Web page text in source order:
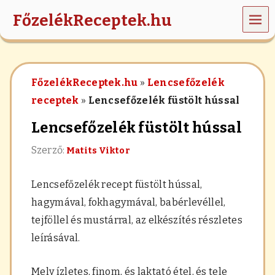
FőzelékReceptek.hu
l
MEN
Ü
FőzelékReceptek.hu » Lencsefőzelék
receptek » Lencsefőzelék füstölt hússal
Lencsefőzelék füstölt hússal
Szerző: Matits Viktor
Lencsefőzelék recept füstölt hússal,
hagymával, fokhagymával, babérlevéllel,
tejföllel és mustárral, az elkészítés részletes
leírásával.
Mely ízletes, finom, és laktató étel, és tele